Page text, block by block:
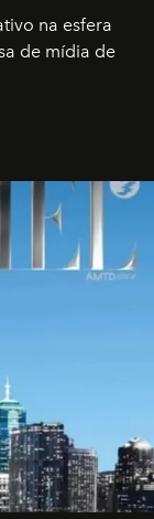
na esfera
de mídia de